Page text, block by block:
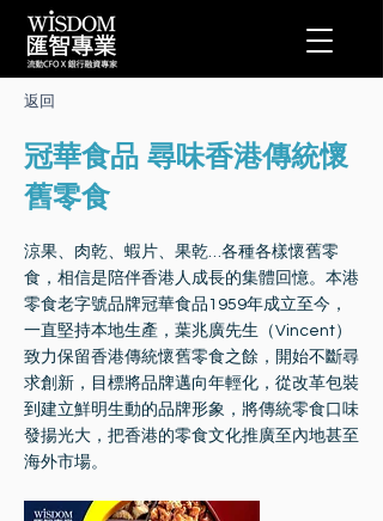
返回
冠華食品 尋味香港傳統懷
舊零食
涼果、肉乾、蝦片、果乾…各種各樣懷舊零
食，相信是陪伴香港人成長的集體回憶。本港
零食老字號品牌冠華食品1959年成立至今，
一直堅持本地生產，葉兆廣先生（Vincent）
致力保留香港傳統懷舊零食之餘，開始不斷尋
求創新，目標將品牌邁向年輕化，從改革包裝
到建立鮮明生動的品牌形象，將傳統零食口味
發揚光大，把香港的零食文化推廣至內地甚至
海外市場。